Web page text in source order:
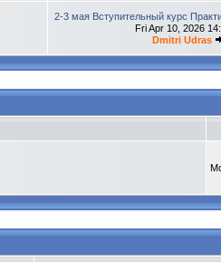
2-3 мая Вступительный курс
Fri Apr 10, 2026
Dmitri Udras